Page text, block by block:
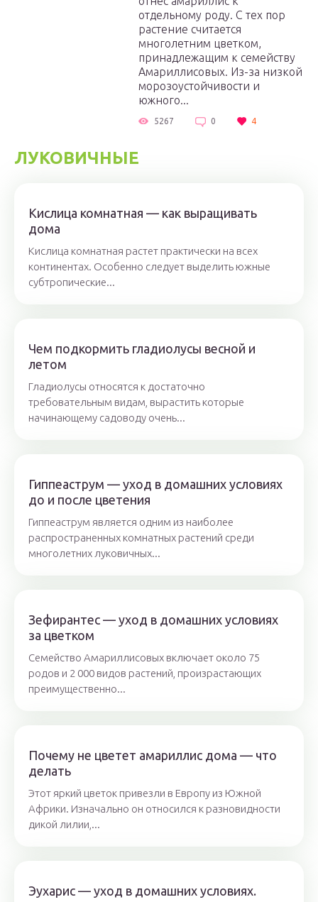
отдельному роду. С тех пор
растение считается
многолетним цветком,
принадлежащим к семейству
Амариллисовых. Из-за низкой
морозоустойчивости и
южного...
5267 0 4
ЛУКОВИЧНЫЕ
Кислица комнатная — как выращивать
дома
Кислица комнатная растет практически на всех
континентах. Особенно следует выделить южные
субтропические...
Чем подкормить гладиолусы весной и
летом
Гладиолусы относятся к достаточно
требовательным видам, вырастить которые
начинающему садоводу очень...
Гиппеаструм — уход в домашних условиях
до и после цветения
Гиппеаструм является одним из наиболее
распространенных комнатных растений среди
многолетних луковичных...
Зефирантес — уход в домашних условиях
за цветком
Семейство Амариллисовых включает около 75
родов и 2 000 видов растений, произрастающих
преимущественно...
Почему не цветет амариллис дома — что
делать
Этот яркий цветок привезли в Европу из Южной
Африки. Изначально он относился к разновидности
дикой лилии,...
Эухарис — уход в домашних условиях.